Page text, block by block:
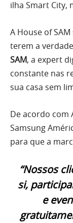
ilha Smart City,
A House of
terem a
SAM, a expert
constante nas
sua casa sem
De acordo com
Samsung
para que a
“Nossos
si,
e